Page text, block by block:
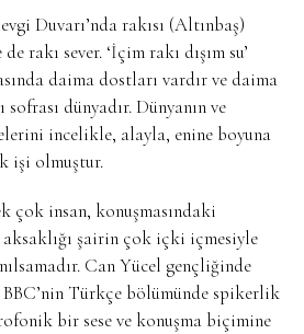
Duvarı’nda rakısı (Altınbaş)
rakı sever. ‘İçim rakı dışım su’
daima dostları vardır ve daima
dünyadır. Dünyanın ve
incelikle, alayla, enine boyuna
işi olmuştur.
çok insan, konuşmasındaki
aksaklığı şairin çok içki içmesiyle
Can Yücel gençliğinde
Türkçe bölümünde spikerlik
bir sese ve konuşma biçimine